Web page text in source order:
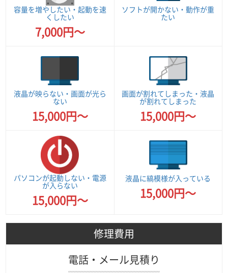
容量を増やしたい・起動を速
くしたい
7,000円～
ソフトが開かない・動作が重
たい
液晶が映らない・画面が光ら
ない
15,000円～
画面が割れてしまった・液晶
が割れてしまった
15,000円～
パソコンが起動しない・電源
が入らない
15,000円～
液晶に縞模様が入っている
15,000円～
修理費用
電話・メール見積り